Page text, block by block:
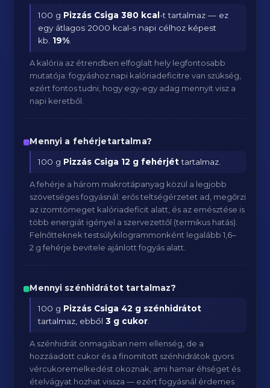
100 g Pizzás Csiga 380 kcal-t tartalmaz — ez
egy átlagos 2000 kcal-s napi célhoz képest
kb. 19%
A kalória az étrendben elfoglalt hely legfontosabb
mutatója: fogyáshoz napi kalóriadeficitre van szükség,
ezért fontos tudni, hogy egy-egy adag mennyit visz a
napi keretből.
Mennyi a fehérjetartalma?
100 g Pizzás Csiga 12 g fehérjéttartalmaz.
A fehérje a három makrotápanyag közül a legjobb
szövetséges fogyásnál: erős teltségérzetet ad, megőrzi
az izomtömeget kalóriadeficit alatt, és az emésztése is
több energiát igényel a szervezettől (termikus hatás).
Felnőtteknek testsúlykilogrammonként legalább 1,6–
2 g fehérje bevitele ajánlott fogyás alatt.
Mennyi szénhidrátot tartalmaz?
100 g Pizzás Csiga 42 g szénhidrátot
tartalmaz, ebből3 g cukor
A szénhidrát önmagában nem ellenség, de a
hozzáadott cukor és a finomított szénhidrátok gyors
vércukoremelkedést okoznak, ami hamar éhséget és
ételvágyat hozhat vissza — ezért fogyásnál érdemes